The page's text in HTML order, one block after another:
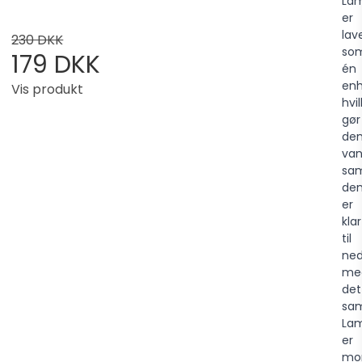
230 DKK
179 DKK
Vis produkt
er
én
gør
er
klar
til
det
er